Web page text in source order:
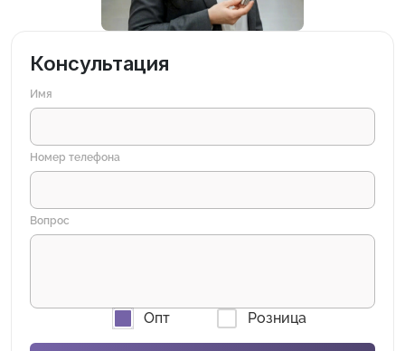
Консультация
Имя
Номер телефона
Вопрос
Опт Розница